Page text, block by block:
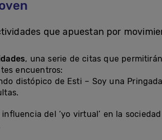
que apuestan por
, una serie de citas que
encuentros:
distópico de Esti – Soy una
del ‘yo virtual’ en la